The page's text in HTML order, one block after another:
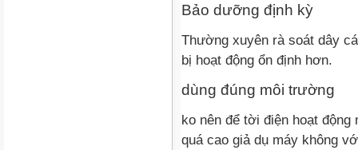
Bảo dưỡng định kỳ
Thường xuyên rà soát dây
bị hoạt động ổn định hơn.
dùng đúng môi trường
ko nên để tời điện hoạt
quá cao giả dụ máy không